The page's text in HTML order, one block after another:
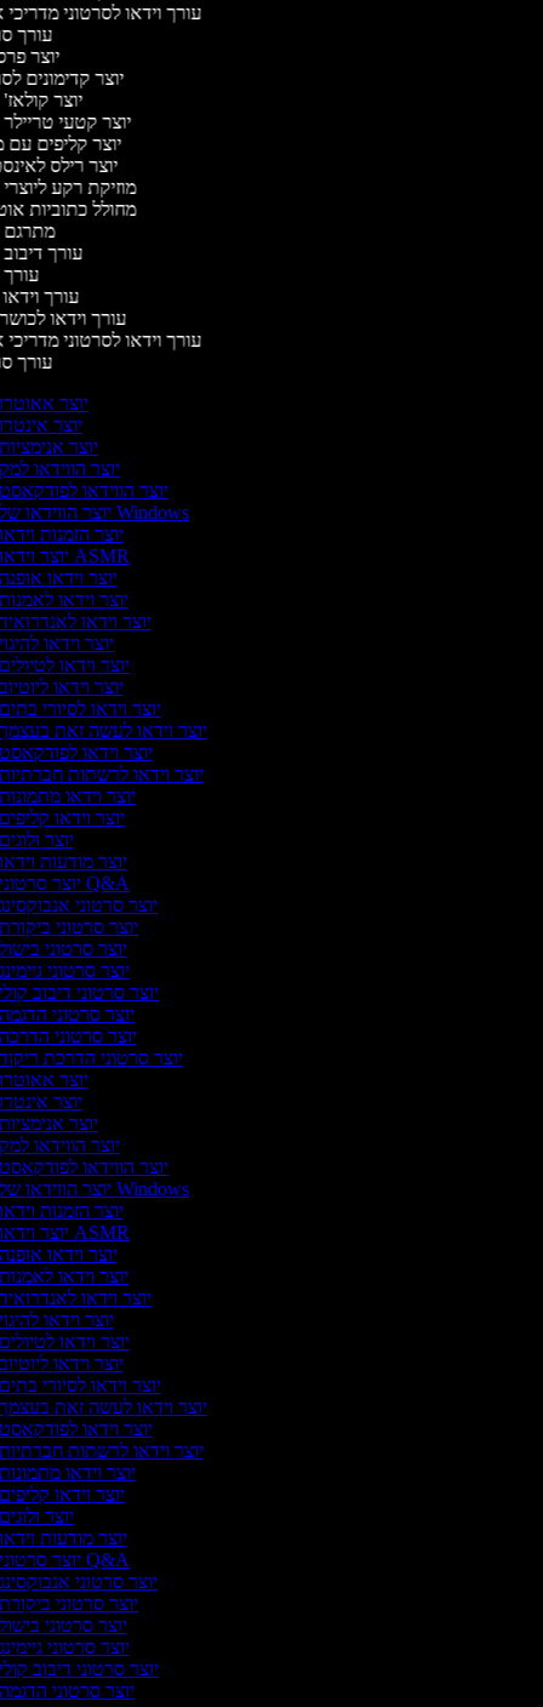
עורך וידאו לסרטוני
עורך
יוצר
יוצר קדימונים
יוצר
יוצר קטעי
יוצר קליפים
יוצר רילס
מוזיקת רקע
מחולל כתוביות
מתרגם
עורך
עורך
עורך וידאו
עורך וידאו לסרטוני
עורך
יוצר
יוצר
יוצר
יוצר הווידאו
יוצר הווידאו
יוצר הווידאו של Windows
יוצר הזמנות
יוצר וידאו ASMR
יוצר וידאו
יוצר וידאו
יוצר וידאו
יוצר וידאו
יוצר וידאו
יוצר וידאו
יוצר וידאו לסיורי
יוצר וידאו לעשה זאת
יוצר וידאו
יוצר וידאו לרשתות
יוצר וידאו
יוצר וידאו
יוצר
יוצר מודעות
יוצר סרטוני Q&A
יוצר סרטוני
יוצר סרטוני
יוצר סרטוני
יוצר סרטוני
יוצר סרטוני דיבוב
יוצר סרטוני
יוצר סרטוני
יוצר סרטוני הדרכת
יוצר
יוצר
יוצר
יוצר הווידאו
יוצר הווידאו
יוצר הווידאו של Windows
יוצר הזמנות
יוצר וידאו ASMR
יוצר וידאו
יוצר וידאו
יוצר וידאו
יוצר וידאו
יוצר וידאו
יוצר וידאו
יוצר וידאו לסיורי
יוצר וידאו לעשה זאת
יוצר וידאו
יוצר וידאו לרשתות
יוצר וידאו
יוצר וידאו
יוצר
יוצר מודעות
יוצר סרטוני Q&A
יוצר סרטוני
יוצר סרטוני
יוצר סרטוני
יוצר סרטוני
יוצר סרטוני דיבוב
יוצר סרטוני